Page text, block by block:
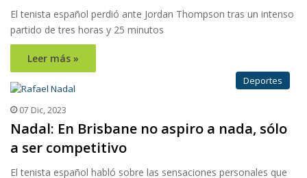
El tenista español perdió ante Jordan Thompson tras un intenso
partido de tres horas y 25 minutos
Leer más »
Deportes
07 Dic, 2023
Nadal: En Brisbane no aspiro a nada, sólo
a ser competitivo
El tenista español habló sobre las sensaciones personales que